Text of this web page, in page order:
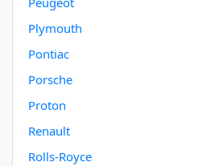
Plymouth
Pontiac
Porsche
Proton
Renault
Rolls-Royce